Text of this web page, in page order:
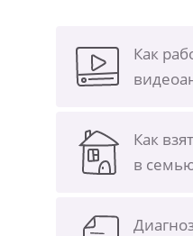
Как
Как
в